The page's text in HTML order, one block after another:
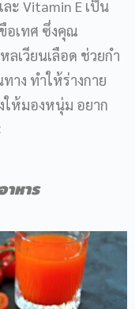
ะ Vitamin E เป็น
อเทศ ซึ่งคุณ
เวียนเลือด ช่วยกำ
าง ทำให้ร่างกาย
ให้มองหนุ่ม อยาก
หาร